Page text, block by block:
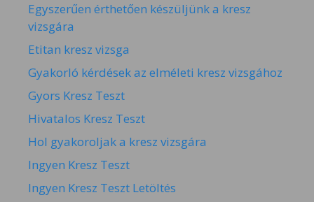
Egyszerűen érthetően készüljünk a kresz
vizsgára
Etitan kresz vizsga
Gyakorló kérdések az elméleti kresz vizsgához
Gyors Kresz Teszt
Hivatalos Kresz Teszt
Hol gyakoroljak a kresz vizsgára
Ingyen Kresz Teszt
Ingyen Kresz Teszt Letöltés